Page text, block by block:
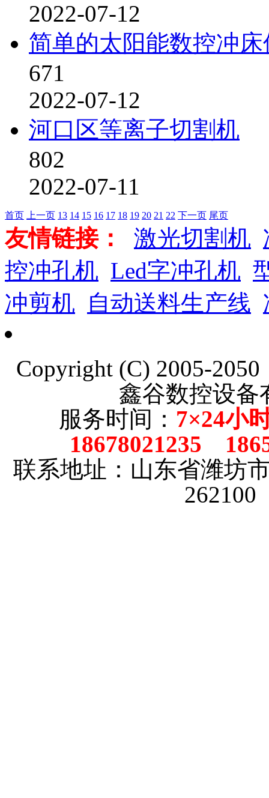
2022-07-12
简单的太阳能数控冲
671
2022-07-12
河口区等离子切割机
802
2022-07-11
首页 上一页 13 14 15 16 17 18 19 20 21 22 下一页 尾页
友情链接： 激光切割机
控冲孔机 Led字冲孔机
冲剪机
自动送料生产线
Copyright (C) 2005-
鑫谷数控设
服务时间： 7×24小
18678021235
联系地址：山东省潍坊